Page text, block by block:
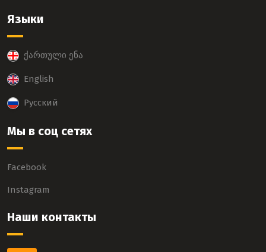
Языки
ქართული ენა
English
Русский
Мы в соц сетях
Facebook
Instagram
Наши контакты